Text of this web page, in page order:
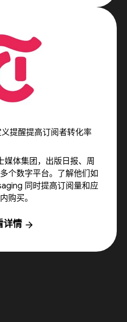
提醒提高订阅者转化率
媒体集团，出版日报、周
个数字平台。了解他们如
同时提高订阅量和应
购买。
详情 arrow_forward